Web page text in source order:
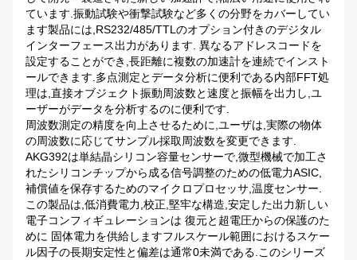
ています.振動試験や衝撃試験など多くの分野をカバーしてい
ます製品には,RS232/485/TTLのオプション付きのデジタル
インターフェース出力があります. 異なるアドレスコードを
設定することができ,長距離に複数の加速計を連続でインスト
ールできます.多点測定とデータ分析に便利である内部FFT処
理は,直接オブジェクト振動周波数と速度と振幅を出力し,ユ
ーザーがデータを分析するのに便利です.
周波数測定の精度を向上させるために,ユーザは,実際の物体
の周波数に応じてサンプル採取周波数を変更できます.
AKG392は単結晶シリコン容量センサーで,微型機械で加工さ
れたシリコンチップから成る信号調整のための低電力ASIC,
補償値を保存するためのマイクロプロセッサ,温度センサー.
この製品は,低消費電力,校正,堅牢な構造,安定した出力新しい
電子コンフィギュレーションは 復元と超電圧からの保護のた
めに 固体電力を供給しますフルスケール範囲におけるスケー
ル因子の長期安定性と偏差は通常0未満である.このシリーズ